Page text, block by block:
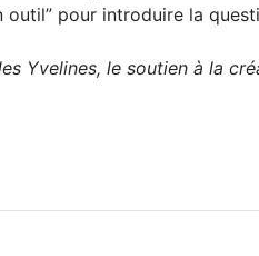
outil” pour introduire la
Yvelines, le soutien à la